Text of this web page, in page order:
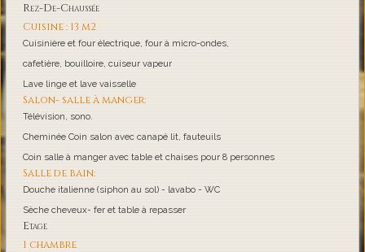
Rez-De-Chaussée
Cuisine : 13 m2
Cuisinière et four électrique, four à micro-ondes,
cafetière, bouilloire, cuiseur vapeur
Lave linge et lave vaisselle
Salon- salle à manger:
Télévision, sono.
Cheminée Coin salon avec canapé lit, fauteuils
Coin salle à manger avec table et chaises pour 8 personnes
Salle de bain:
Douche italienne (siphon au sol) - lavabo - WC
Sèche cheveux- fer et table à repasser
Etage
1 chambre